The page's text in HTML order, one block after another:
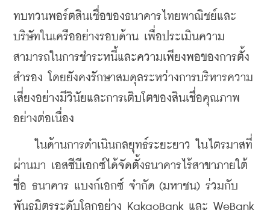
ทบทวนพอร์ตสินเชื่อของธนาคารไทยพาณิชย์และ
บริษัทในเครืออย่างรอบด้าน เพื่อประเมินความ
สามารถในการชำระหนี้และความเพียงพอของการตั้ง
สำรอง โดยยังคงรักษาสมดุลระหว่างการบริหารความ
เสี่ยงอย่างมีวินัยและการเติบโตของสินเชื่อคุณภาพ
อย่างต่อเนื่อง
ในด้านการดำเนินกลยุทธ์ระยะยาว ในไตรมาสที่
ผ่านมา เอสซีบีเอกซ์ได้จัดตั้งธนาคารไร้สาขาภายใต้
ชื่อ ธนาคาร แบงก์เอกซ์ จำกัด (มหาชน) ร่วมกับ
พันธมิตรระดับโลกอย่าง KakaoBank และ WeBank